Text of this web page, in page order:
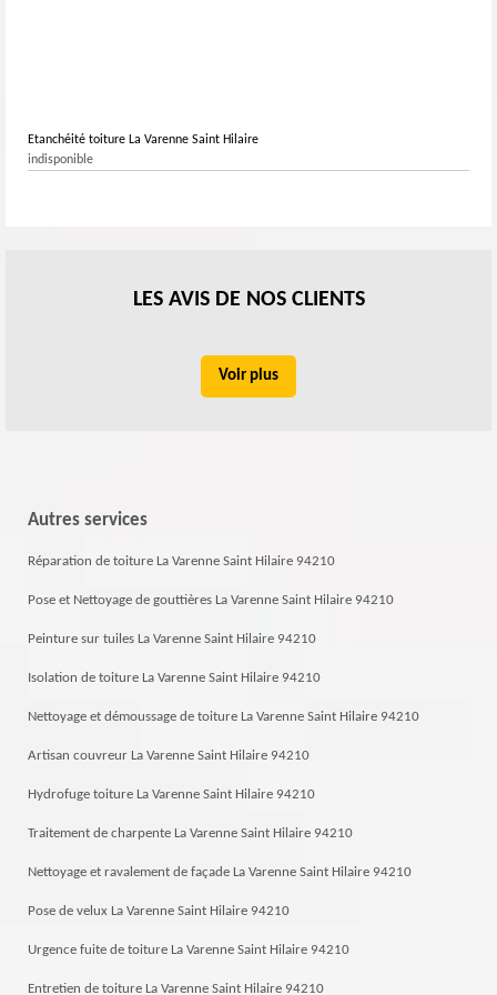
Etanchéité toiture La Varenne Saint Hilaire
indisponible
LES AVIS DE NOS CLIENTS
Voir plus
Autres services
Réparation de toiture La Varenne Saint Hilaire 94210
Pose et Nettoyage de gouttières La Varenne Saint Hilaire 94210
Peinture sur tuiles La Varenne Saint Hilaire 94210
Isolation de toiture La Varenne Saint Hilaire 94210
Nettoyage et démoussage de toiture La Varenne Saint Hilaire 94210
Artisan couvreur La Varenne Saint Hilaire 94210
Hydrofuge toiture La Varenne Saint Hilaire 94210
Traitement de charpente La Varenne Saint Hilaire 94210
Nettoyage et ravalement de façade La Varenne Saint Hilaire 94210
Pose de velux La Varenne Saint Hilaire 94210
Urgence fuite de toiture La Varenne Saint Hilaire 94210
Entretien de toiture La Varenne Saint Hilaire 94210